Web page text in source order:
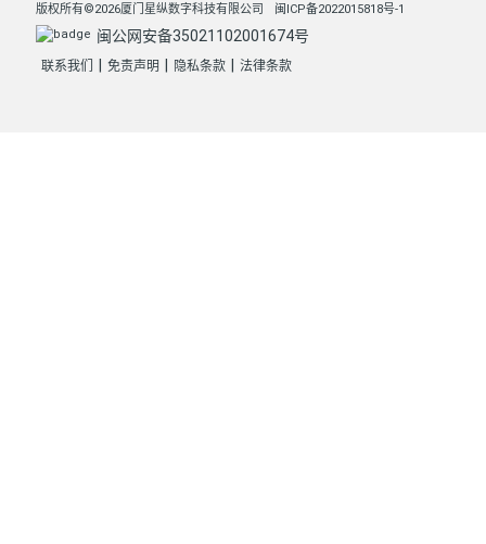
版权所有©2026厦门星纵数字科技有限公司 闽ICP备2022015818号-1
闽公网安备35021102001674号
联系我们 免责声明 隐私条款 法律条款